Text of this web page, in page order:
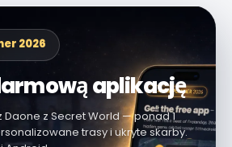
2026
aplikację
Daone z Secret World — ponad 1
trasy i ukryte skarby.